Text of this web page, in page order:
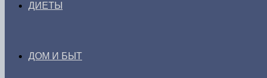
ДИЕТЫ
ДОМ И БЫТ